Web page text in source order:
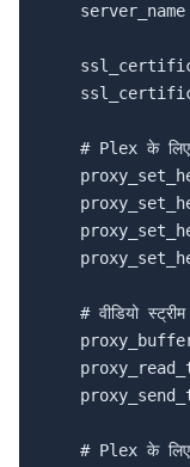
# Plex के लिए
# वीडियो
# Plex के